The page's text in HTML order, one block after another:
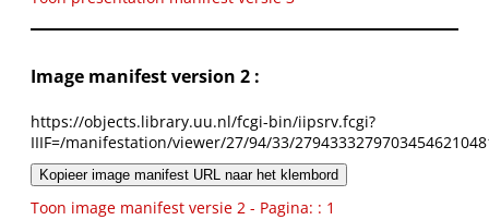
Image manifest version 2 :
https://objects.library.uu.nl/fcgi-bin/iipsrv.fcgi?
IIIF=/manifestation/viewer/27/94/33/
Kopieer image manifest URL naar het klembord
Toon image manifest versie 2 - Pagina: : 1